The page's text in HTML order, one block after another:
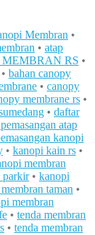
Membran •
• atap
MEMBRAN RS •
• bahan canopy
• canopy
membrane rs •
• daftar
atap
kanopi
• kanopi kain rs •
membran
parkir• kanopi
taman •
membran
• tenda membran
• tenda membran